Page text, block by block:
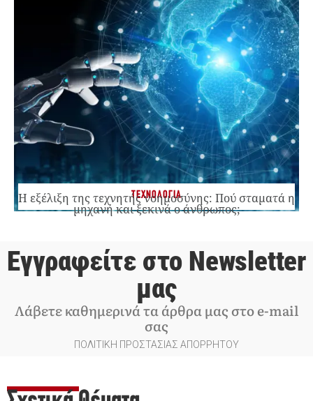
ΤΕΧΝΟΛΟΓΙΑ
Η εξέλιξη της τεχνητής νοημοσύνης: Πού σταματά η
μηχανή και ξεκινά ο άνθρωπος;
Εγγραφείτε στο Newsletter
μας
Λάβετε καθημερινά τα άρθρα μας στο e-mail
σας
ΠΟΛΙΤΙΚΗ ΠΡΟΣΤΑΣΙΑΣ ΑΠΟΡΡΗΤΟΥ